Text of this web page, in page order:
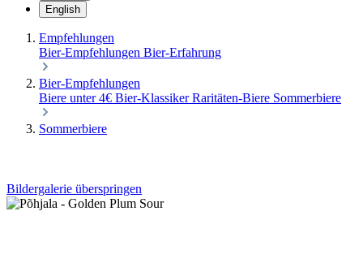
English
Empfehlungen
Bier-Empfehlungen Bier-Erfahrung
Bier-Empfehlungen
Biere unter 4€ Bier-KlassikerRaritäten-Biere Sommerbiere
Sommerbiere
Bildergalerie überspringen